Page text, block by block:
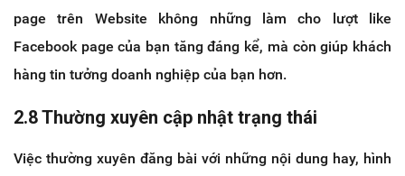
page trên Website không những làm cho lượt like
Facebook page của bạn tăng đáng kể, mà còn giúp khách
hàng tin tưởng doanh nghiệp của bạn hơn.
2.8 Thường xuyên cập nhật trạng thái
Việc thường xuyên đăng bài với những nội dung hay, hình